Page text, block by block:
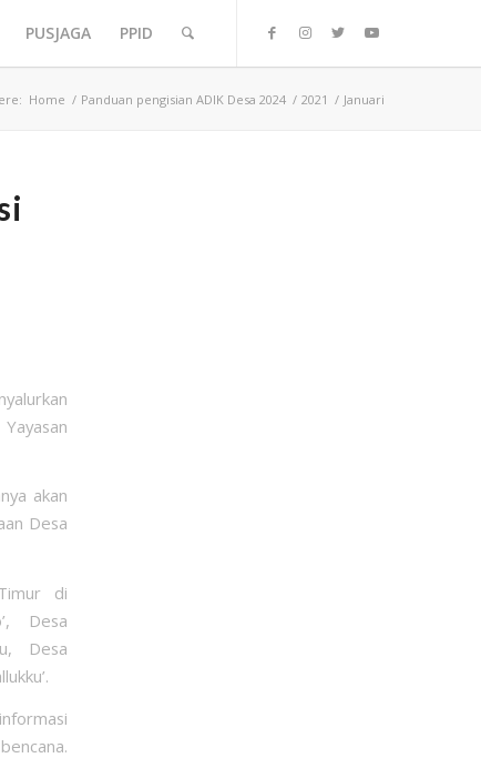
PUSJAGA PPID
Home / Panduan pengisian ADIK Desa 2024 / 2021 / Januari
akan
Desa
di
Desa
Desa